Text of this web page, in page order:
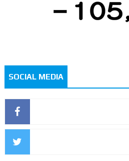
SOCIAL MEDIA